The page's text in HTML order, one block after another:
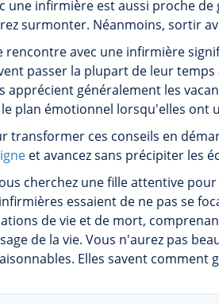
une infirmière est aussi proche
surmonter. Néanmoins, sortir
rencontre avec une infirmière
passer la plupart de leur
apprécient généralement les
plan émotionnel lorsqu'elles ont
transformer ces conseils en
et avancez sans précipiter les
cherchez une fille attentive
essaient de ne pas se
de vie et de mort,
de la vie. Vous n'aurez pas
Elles savent